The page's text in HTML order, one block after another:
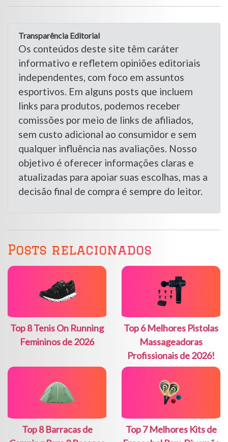
Transparência Editorial
Os conteúdos deste site têm caráter
informativo e refletem opiniões editoriais
independentes, com foco em assuntos
esportivos. Em alguns posts que incluem
links para produtos, podemos receber
comissões por meio de links de afiliados,
sem custo adicional ao consumidor e sem
qualquer influência nas avaliações. Nosso
objetivo é oferecer informações claras e
atualizadas para apoiar suas escolhas, mas a
decisão final de compra é sempre do leitor.
Posts relacionados
Top 8 Tenis On Running
Femininos de 2026
Top 6 Melhores Pistolas
Massageadoras
Profissionais de 2026!
Top 8 Barracas de
Top 7 Melhores Kits de